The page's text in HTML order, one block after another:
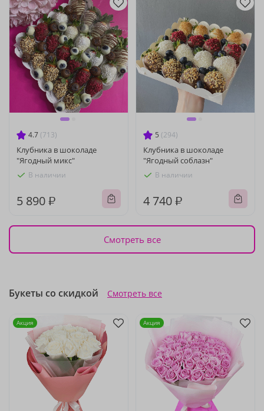
4.7 (713)
Клубника в шоколаде
"Ягодный микс"
В наличии
5 890 ₽
5 (294)
Клубника в шоколаде
"Ягодный соблазн"
В наличии
4 740 ₽
Смотреть все
Букеты со скидкой Смотреть все
Акция Акция